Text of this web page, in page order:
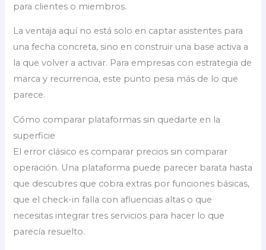
para clientes o miembros.
La ventaja aquí no está solo en captar asistentes para
una fecha concreta, sino en construir una base activa a
la que volver a activar. Para empresas con estrategia de
marca y recurrencia, este punto pesa más de lo que
parece.
Cómo comparar plataformas sin quedarte en la
superficie
El error clásico es comparar precios sin comparar
operación. Una plataforma puede parecer barata hasta
que descubres que cobra extras por funciones básicas,
que el check-in falla con afluencias altas o que
necesitas integrar tres servicios para hacer lo que
parecía resuelto.